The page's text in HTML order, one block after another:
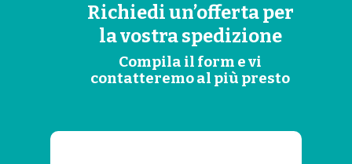
Richiedi un’offerta per
la vostra spedizione
Compila il form e vi
contatteremo al più presto